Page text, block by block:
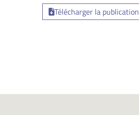
Télécharger la publication